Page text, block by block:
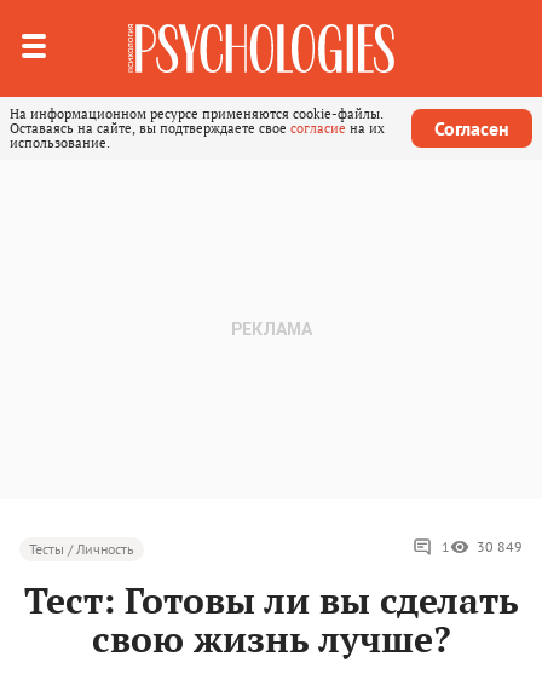
На информационном ресурсе применяются cookie-файлы.
Оставаясь на сайте, вы подтверждаете свое согласие на их
использование.
Согласен
Тесты / Личность 1 30 849
Тест: Готовы ли вы сделать
свою жизнь лучше?